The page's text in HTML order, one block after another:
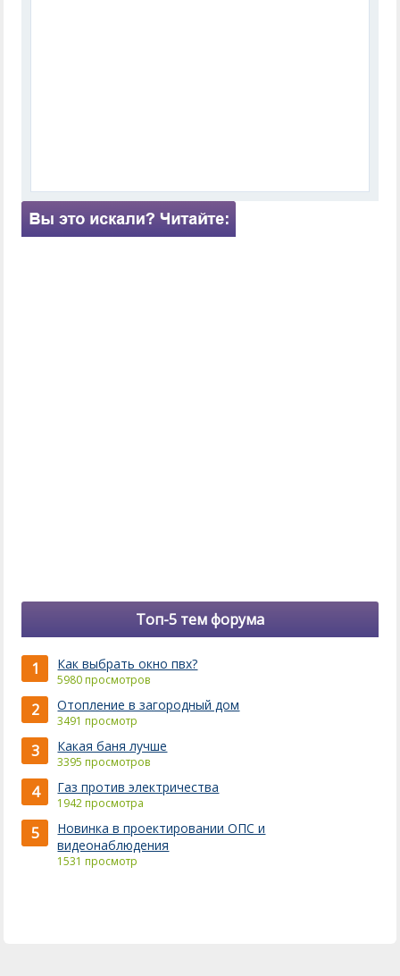
Топ-5 тем форума
1 Как выбрать окно пвх?
5980 просмотров
2 Отопление в загородный дом
3491 просмотр
3 Какая баня лучше
3395 просмотров
4 Газ против электричества
1942 просмотра
5
Новинка в проектировании ОПС и
видеонаблюдения
1531 просмотр